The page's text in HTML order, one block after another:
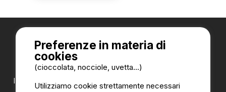
I nostri partner:
Preferenze in materia di
cookies
(cioccolata, nocciole, uvetta...)
Utilizziamo cookie strettamente necessari